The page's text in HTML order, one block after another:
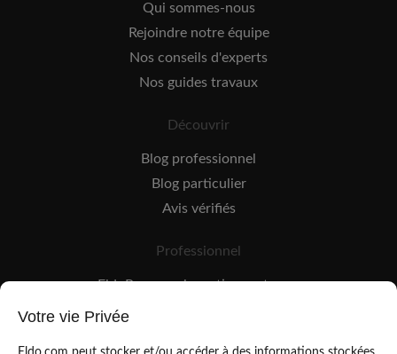
Qui sommes-nous
Rejoindre notre équipe
Nos conseils d'experts
Nos guides travaux
Découvrir
Blog professionnel
Blog particulier
Avis vérifiés
Professionnel
EldoPro pour les artisans et pros
EldoNetwork pour les réseaux, marques et industriels
Votre vie Privée